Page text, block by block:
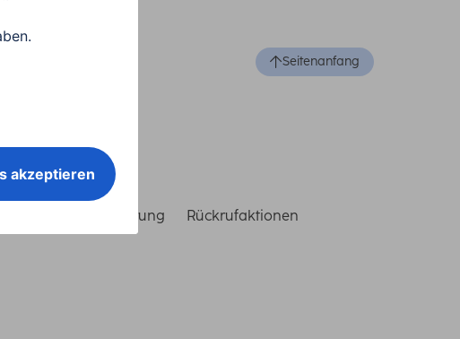
Seitenanfang
Barrierefreiheitserklärung Rückrufaktionen